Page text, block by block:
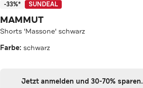
-33%* SUNDEAL
MAMMUT
Shorts 'Massone' schwarz
Farbe: schwarz
Jetzt anmelden und 30-70% sparen.